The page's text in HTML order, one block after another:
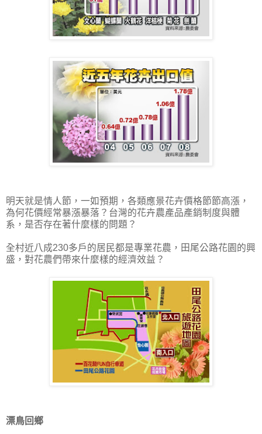
明天就是情人節，一如預期，各類應景花卉價格節節高漲，
為何花價經常暴漲暴落？台灣的花卉農產品產銷制度與體
系，是否存在著什麼樣的問題？
全村近八成230多戶的居民都是專業花農，田尾公路花園的興
盛，對花農們帶來什麼樣的經濟效益？
漂鳥回鄉